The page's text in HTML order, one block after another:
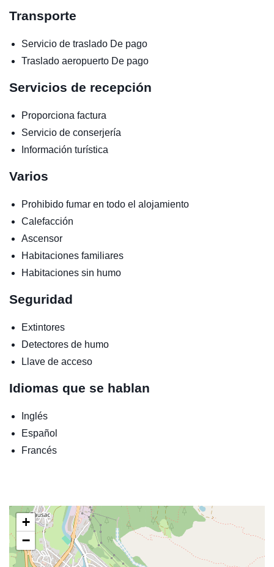
Transporte
Servicio de traslado De pago
Traslado aeropuerto De pago
Servicios de recepción
Proporciona factura
Servicio de conserjería
Información turística
Varios
Prohibido fumar en todo el alojamiento
Calefacción
Ascensor
Habitaciones familiares
Habitaciones sin humo
Seguridad
Extintores
Detectores de humo
Llave de acceso
Idiomas que se hablan
Inglés
Español
Francés
+
−